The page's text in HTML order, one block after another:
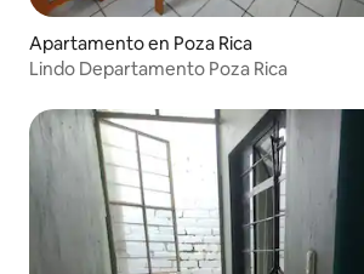
Apartamento en Poza Rica
Lindo Departamento Poza Rica